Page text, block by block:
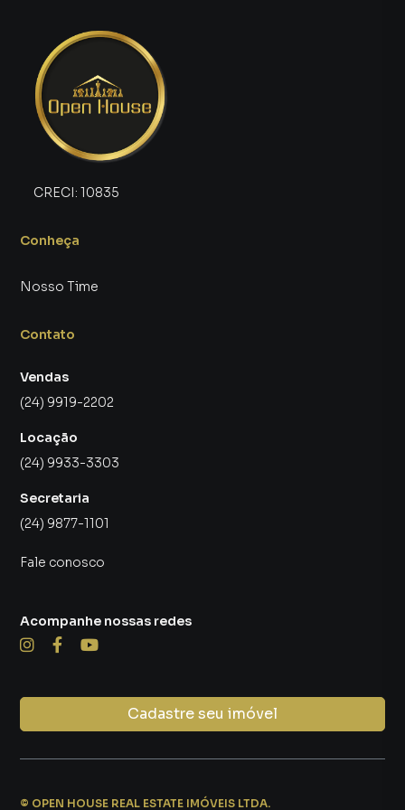
campanhas específicas para Volta Redonda, o que
aumenta muito o número de contatos interessados e
tendo como consequência uma maior chance de vender ou
alugar seu imóvel mais rápido. Contamos também com um
time de programadores, corretores treinados e uma
central de atendimento preparada para atender
proprietários e inquilinos.
CRECI: 10835
Conheça
Nosso Time
Contato
Vendas
(24) 9919-2202
Locação
(24) 9933-3303
Secretaria
(24) 9877-1101
Fale conosco
Cadastre seu imóvel
Acompanhe nossas redes
© OPEN HOUSE REAL ESTATE IMÓVEIS LTDA.